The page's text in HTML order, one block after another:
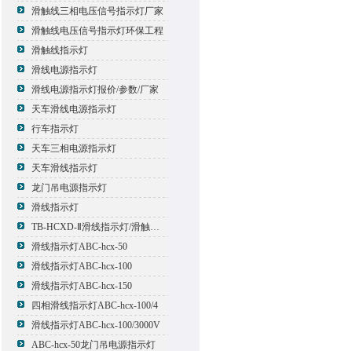
滑触线三相电压信号指示灯厂家
滑触线电压信号指示灯环保工程
滑触线指示灯
滑线电源指示灯
滑线电源指示灯报价/参数/厂家
天车滑线电源指示灯
行车指示灯
天车三相电源指示灯
天车滑线指示灯
龙门吊电源指示灯
滑线指示灯
TB-HCXD-Ⅱ滑线指示灯/滑触线指示灯
滑线指示灯ABC-hcx-50
滑线指示灯ABC-hcx-100
滑线指示灯ABC-hcx-150
四相滑线指示灯ABC-hcx-100/4
滑线指示灯ABC-hcx-100/3000V
ABC-hcx-50龙门吊电源指示灯